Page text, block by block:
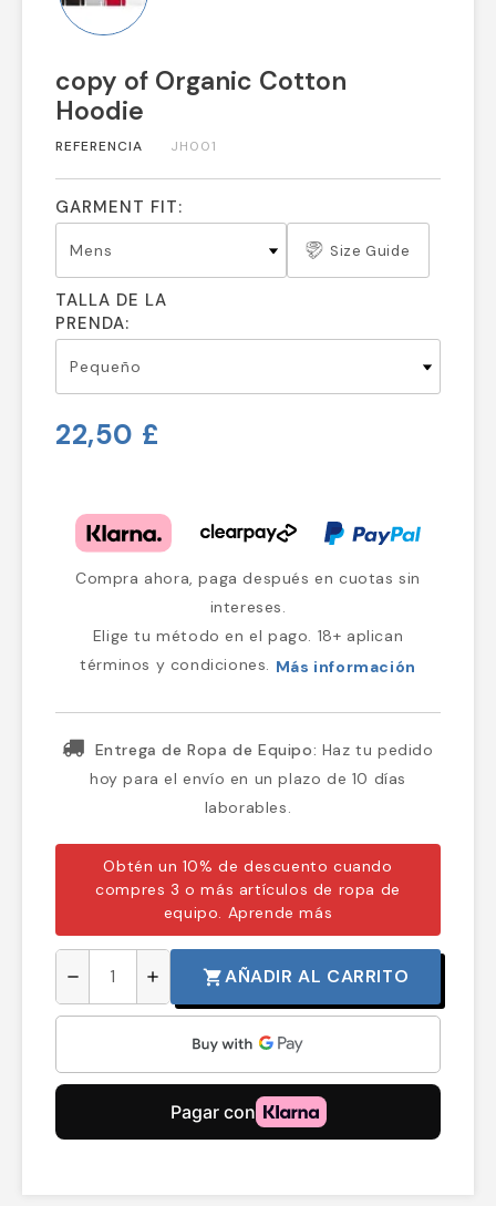
copy of Organic Cotton
Hoodie
REFERENCIA JH001
GARMENT FIT:
Size Guide
TALLA DE LA
PRENDA:
22,50 £
Compra ahora, paga después en cuotas sin
intereses.
Elige tu método en el pago. 18+ aplican
términos y condiciones. Más información
Entrega de Ropa de Equipo: Haz tu pedido
hoy para el envío en un plazo de 10 días
laborables.
Obtén un 10% de descuento cuando
compres 3 o más artículos de ropa de
equipo. Aprende más
remove add shopping_cartAÑADIR AL CARRITO